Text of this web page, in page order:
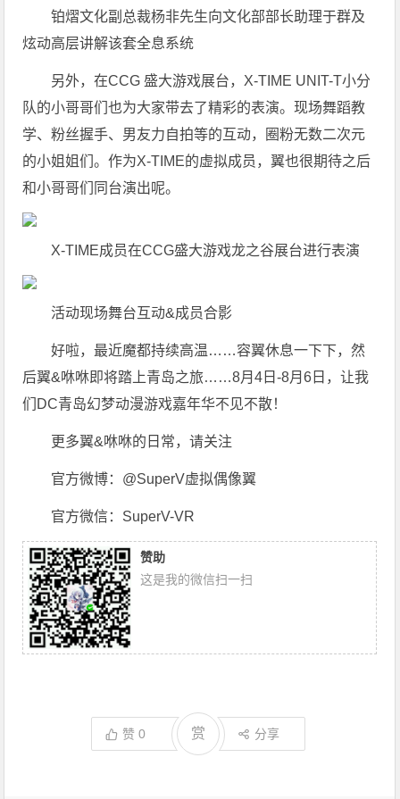
铂熠文化副总裁杨非先生向文化部部长助理于群及
炫动高层讲解该套全息系统
另外，在CCG 盛大游戏展台，X-TIME UNIT-T小分
队的小哥哥们也为大家带去了精彩的表演。现场舞蹈教
学、粉丝握手、男友力自拍等的互动，圈粉无数二次元
的小姐姐们。作为X-TIME的虚拟成员，翼也很期待之后
和小哥哥们同台演出呢。
X-TIME成员在CCG盛大游戏龙之谷展台进行表演
活动现场舞台互动&成员合影
好啦，最近魔都持续高温……容翼休息一下下，然
后翼&咻咻即将踏上青岛之旅……8月4日-8月6日，让我
们DC青岛幻梦动漫游戏嘉年华不见不散！
更多翼&咻咻的日常，请关注
官方微博：@SuperV虚拟偶像翼
官方微信：SuperV-VR
赞助
这是我的微信扫一扫
赞0 赏 分享